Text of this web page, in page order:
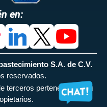
en:
S.A. de C.V.
reservados.
terceros pertenecen a sus